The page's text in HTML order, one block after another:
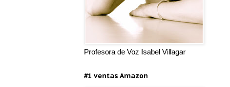
Profesora de Voz Isabel Villagar
#1 ventas Amazon